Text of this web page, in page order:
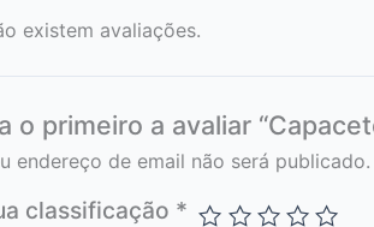
existem avaliações.
o primeiro a avaliar
endereço de email não será publicado.
classificação *